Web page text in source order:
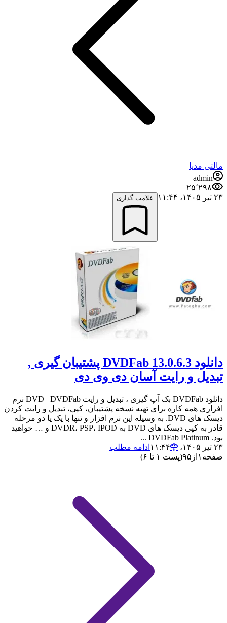
مالتی مدیا
admin
۲۵٬۲۹۸
۲۳ تیر ۱۴۰۵،‏ ۱۱:۴۴
علامت گذاری
دانلود DVDFab 13.0.6.3 پشتیبان گیری ,
تبدیل و رایت آسان دی وی دی
دانلود DVDFab بک آپ گیری ، تبدیل و رایت DVD DVDFab نرم
افزاری همه کاره برای تهیه نسخه پشتیبان، کپی، تبدیل و رایت کردن
دیسک های DVD. به وسیله این نرم افزار و تنها با یک یا دو مرحله
قادر به کپی دیسک های DVD به DVDR، PSP، IPOD و … خواهید
بود. DVDFab Platinum ...
۲۳ تیر ۱۴۰۵،‏ ۱۱:۴۴
ادامه مطلب
صفحه ۱ از ۹۵(پست ۱ تا ۶)